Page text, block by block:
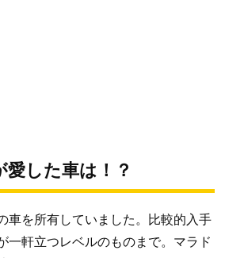
した車は！？
車を所有していました。比較的入手
一軒立つレベルのものまで。マラド